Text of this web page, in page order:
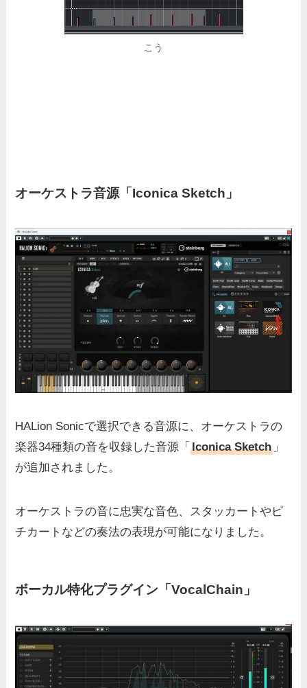
こう
オーケストラ音源「Iconica Sketch」
HALion Sonicで選択できる音源に、オーケストラの
楽器34種類の音を収録した音源「Iconica Sketch 」
が追加されました。
オーケストラの音に忠実な音色、スタッカートやピ
チカートなどの奏法の表現が可能になりました。
ボーカル特化プラグイン「VocalChain」